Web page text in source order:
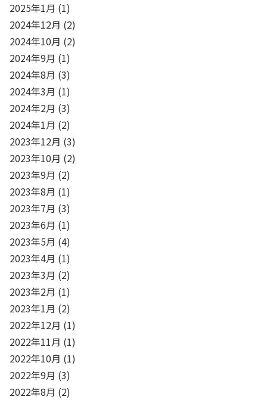
2025年1月 (1)
2024年12月 (2)
2024年10月 (2)
2024年9月 (1)
2024年8月 (3)
2024年3月 (1)
2024年2月 (3)
2024年1月 (2)
2023年12月 (3)
2023年10月 (2)
2023年9月 (2)
2023年8月 (1)
2023年7月 (3)
2023年6月 (1)
2023年5月 (4)
2023年4月 (1)
2023年3月 (2)
2023年2月 (1)
2023年1月 (2)
2022年12月 (1)
2022年11月 (1)
2022年10月 (1)
2022年9月 (3)
2022年8月 (2)